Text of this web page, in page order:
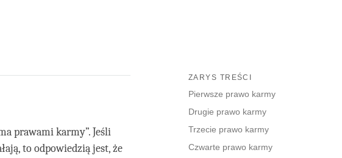
ZARYS TREŚCI
Pierwsze prawo karmy
Drugie prawo karmy
Trzecie prawo karmy
Czwarte prawo karmy
prawami karmy”. Jeśli
to odpowiedzią jest, że